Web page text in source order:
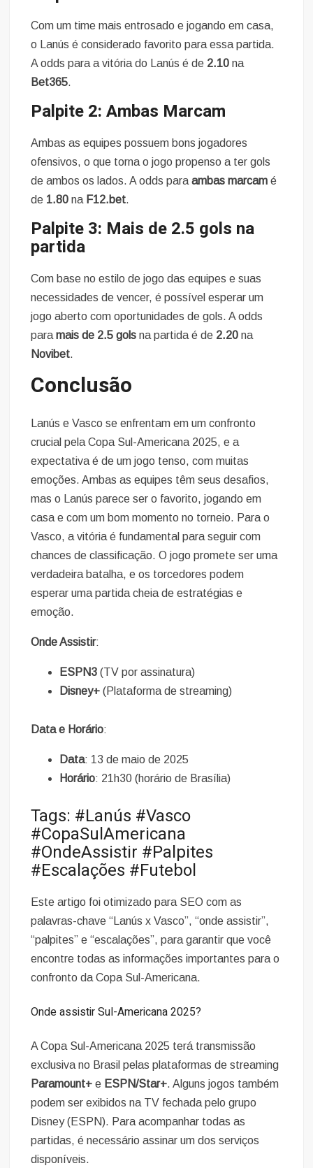
Com um time mais entrosado e jogando em casa,
o Lanús é considerado favorito para essa partida.
A odds para a vitória do Lanús é de 2.10 na
Bet365.
Palpite 2: Ambas Marcam
Ambas as equipes possuem bons jogadores
ofensivos, o que torna o jogo propenso a ter gols
de ambos os lados. A odds paraambas marcam é
de 1.80 na F12.bet.
Palpite 3: Mais de 2.5 gols na
partida
Com base no estilo de jogo das equipes e suas
necessidades de vencer, é possível esperar um
jogo aberto com oportunidades de gols. A odds
paramais de 2.5 gols na partida é de 2.20 na
Novibet.
Conclusão
Lanús e Vasco se enfrentam em um confronto
crucial pela Copa Sul-Americana 2025, e a
expectativa é de um jogo tenso, com muitas
emoções. Ambas as equipes têm seus desafios,
mas o Lanús parece ser o favorito, jogando em
casa e com um bom momento no torneio. Para o
Vasco, a vitória é fundamental para seguir com
chances de classificação. O jogo promete ser uma
verdadeira batalha, e os torcedores podem
esperar uma partida cheia de estratégias e
emoção.
Onde Assistir:
ESPN3 (TV por assinatura)
Disney+ (Plataforma de streaming)
Data e Horário:
Data: 13 de maio de 2025
Horário: 21h30 (horário de Brasília)
Tags: #Lanús #Vasco
#CopaSulAmericana
#OndeAssistir #Palpites
#Escalações #Futebol
Este artigo foi otimizado para SEO com as
palavras-chave “Lanús x Vasco”, “onde assistir”,
“palpites” e “escalações”, para garantir que você
encontre todas as informações importantes para o
confronto da Copa Sul-Americana.
Onde assistir Sul-Americana 2025?
A Copa Sul-Americana 2025 terá transmissão
exclusiva no Brasil pelas plataformas de streaming
Paramount+ e ESPN/Star+. Alguns jogos também
podem ser exibidos na TV fechada pelo grupo
Disney (ESPN). Para acompanhar todas as
partidas, é necessário assinar um dos serviços
disponíveis.